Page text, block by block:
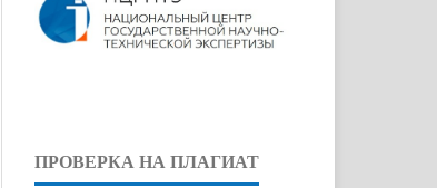
ПРОВЕРКА НА ПЛАГИАТ